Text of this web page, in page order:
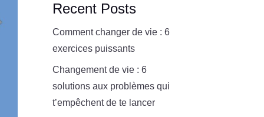
Recent Posts
Comment changer de vie : 6
exercices puissants
Changement de vie : 6
solutions aux problèmes qui
t’empêchent de te lancer